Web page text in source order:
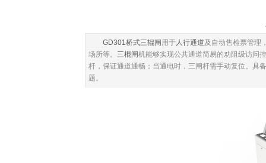
GD301桥式三辊闸 用于人行通道及自动售检票管理
场所等。 三棍闸机能够实现公共通道简易的劝阻级访问
杆，保证通道通畅；当通电时，三闸杆需手动复位。具
题。